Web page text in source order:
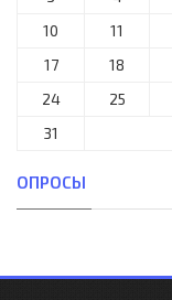
10
11
17
18
24
25
31
ОПРОСЫ